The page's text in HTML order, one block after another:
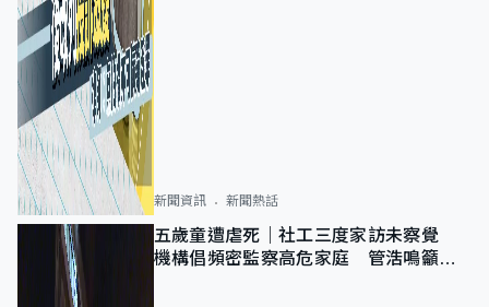
新聞資訊 新聞熱話
五歲童遭虐死｜社工三度家訪未察覺
機構倡頻密監察高危家庭 管浩鳴籲加